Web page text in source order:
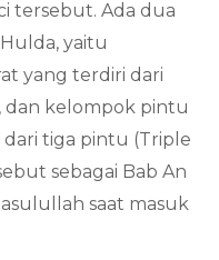
tersebut. Ada dua
yaitu
yang terdiri dari
dan kelompok pintu
tiga pintu (Triple
sebagai Bab An
saat masuk